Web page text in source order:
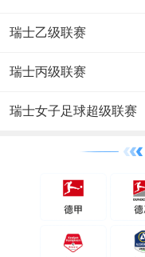
瑞士乙级联赛
瑞士丙级联赛
瑞士女子足球超级联赛